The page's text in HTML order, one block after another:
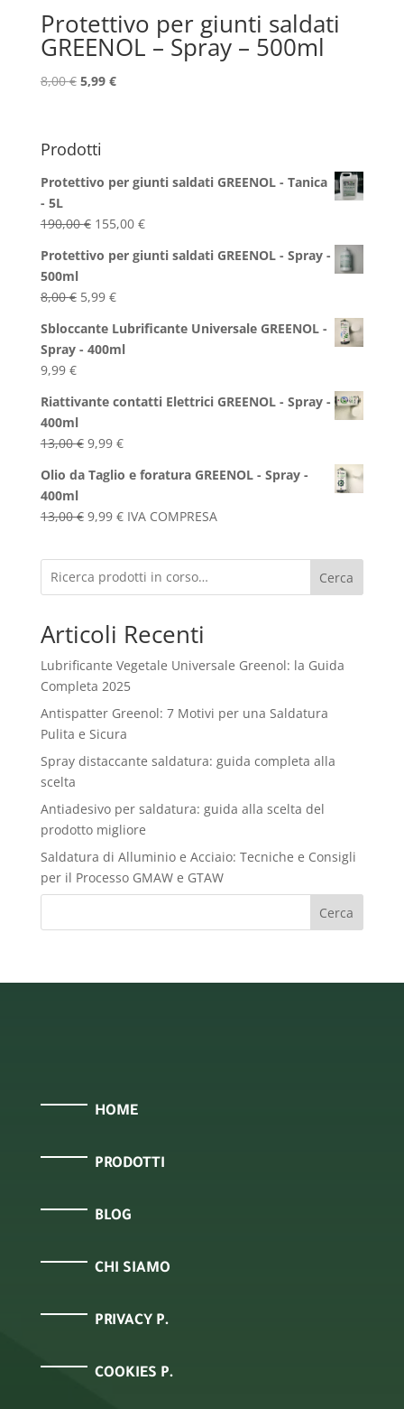
Protettivo per giunti saldati
GREENOL – Spray – 500ml
8,00€ Il
era:
5,99 €Il
Prodotti
Protettivo per giunti saldati GREENOL - Tanica
- 5L
190,00€ Il
originale
190,00 €.
155,00 €Il
attuale
Protettivo per giunti saldati GREENOL - Spray -
500ml
8,00€ Il
originale
era:
5,99 €Il
attuale
è:
Sbloccante Lubrificante Universale GREENOL -
Spray - 400ml
9,99 €
Riattivante contatti Elettrici GREENOL - Spray -
400ml
13,00€ Il
originale
13,00 €.
9,99 €Il
attuale
9,99 €.
Olio da Taglio e foratura GREENOL - Spray -
400ml
13,00€ Il
originale
era:
13,00 €.
9,99 €Il
attuale
è:
9,99 €.
IVA COMPRESA
Cerca
Articoli Recenti
Lubrificante Vegetale Universale Greenol: la Guida
Completa 2025
Antispatter Greenol: 7 Motivi per una Saldatura
Pulita e Sicura
Spray distaccante saldatura: guida completa alla
scelta
Antiadesivo per saldatura: guida alla scelta del
prodotto migliore
Saldatura di Alluminio e Acciaio: Tecniche e Consigli
per il Processo GMAW e GTAW
Cerca
HOME
PRODOTTI
BLOG
CHI SIAMO
PRIVACY P.
COOKIES P.